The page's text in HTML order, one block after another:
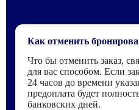
Как отменить
Что бы отменить заказ,
для вас способом. Если
24 часов до времени
предоплата будет
банковских дней.